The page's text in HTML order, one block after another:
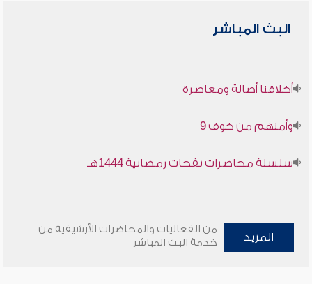
البث المباشر
أخلاقنا أصالة ومعاصرة
وأمنهم من خوف 9
سلسلة محاضرات نفحات رمضانية 1444هـ
المزيد
من الفعاليات والمحاضرات الأرشيفية من
خدمة البث المباشر